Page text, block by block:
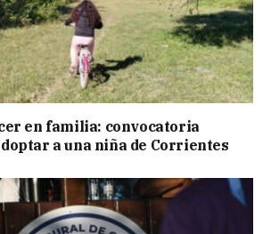
en familia: convocatoria
a una niña de Corrientes